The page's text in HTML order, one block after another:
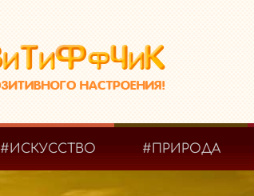
#ИСКУССТВО #ПРИРОДА